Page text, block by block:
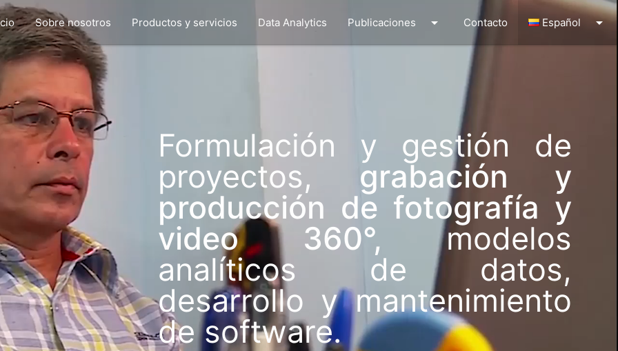
Sobre nosotros Productos y servicios Data Analytics Publicaciones arrow_drop_down Contacto Español arrow_drop_down
Formulación y gestión de
proyectos, grabación y
producción de fotografía y
video 360°,modelos
analíticos de datos,
desarrollo y mantenimiento
de software.